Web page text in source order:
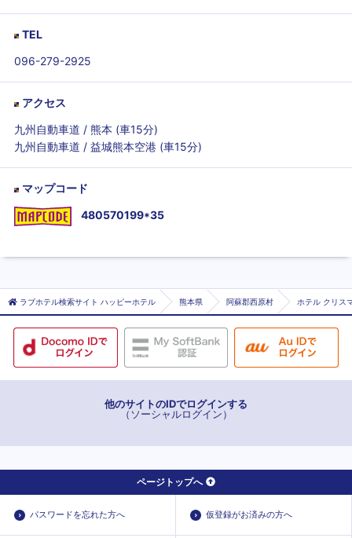
TEL
096-279-2925
アクセス
九州自動車道 / 熊本 (車15分)
九州自動車道 / 益城熊本空港 (車15分)
マップコード
480570199*35
ラブホテル検索サイト ハッピーホテル 熊本県 阿蘇郡西原村 ホテル クリス
他のサイトのIDでログインする
（ソーシャルログイン）
ページトップへ
パスワードを忘れた方へ 仮登録がお済みの方へ